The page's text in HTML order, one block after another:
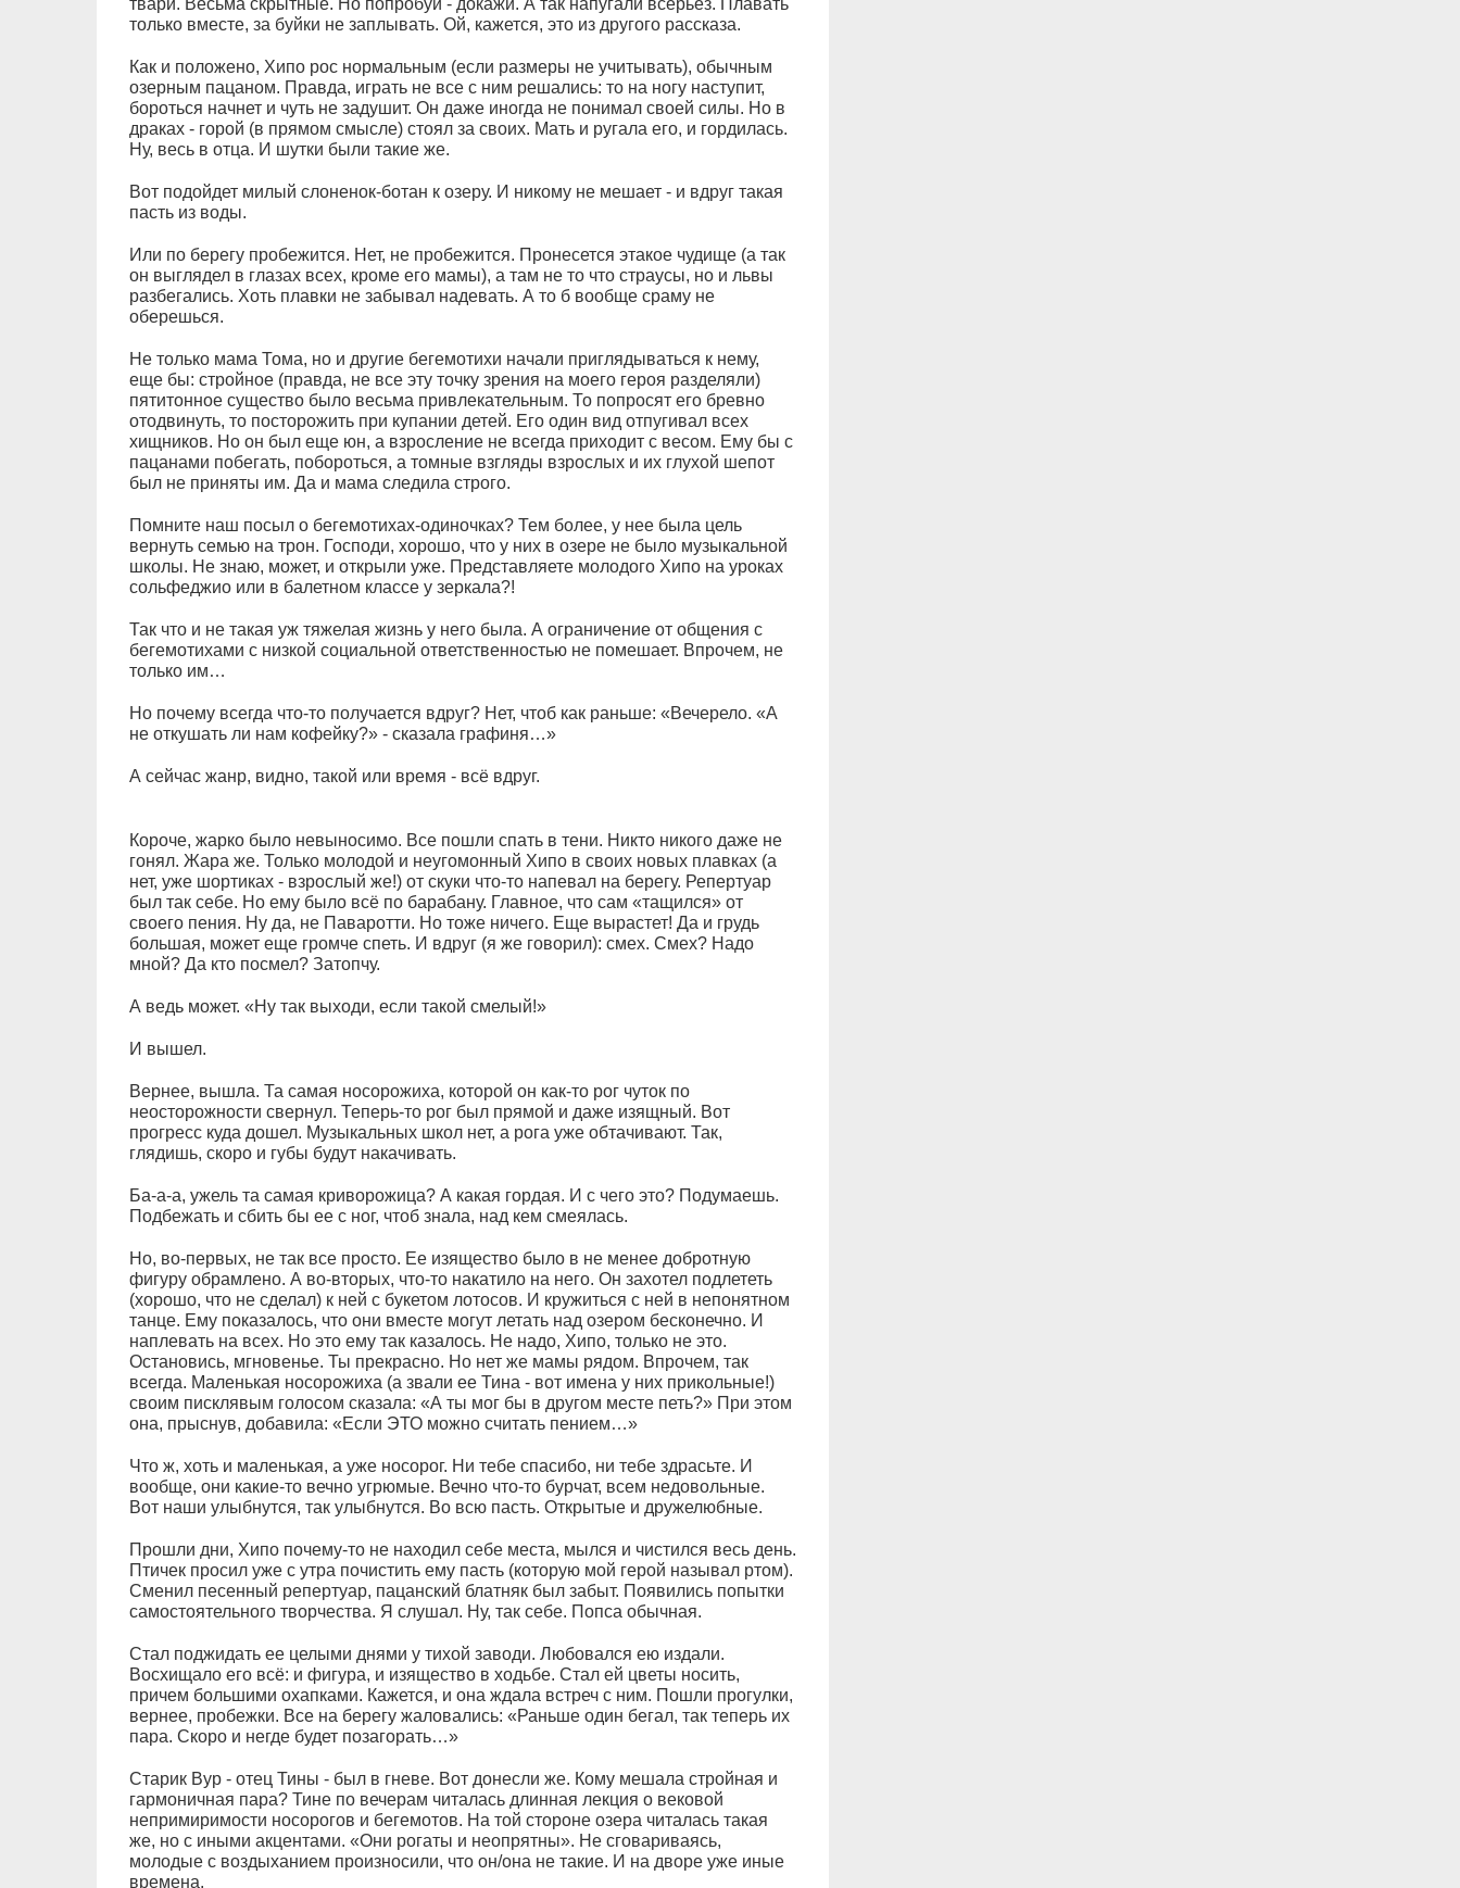
только вместе, за буйки не заплывать. Ой, кажется, это из другого рассказа.
Как и положено, Хипо рос нормальным (если размеры не учитывать), обычным
озерным пацаном. Правда, играть не все с ним решались: то на ногу наступит,
бороться начнет и чуть не задушит. Он даже иногда не понимал своей силы. Но в
драках - горой (в прямом смысле) стоял за своих. Мать и ругала его, и гордилась.
Ну, весь в отца. И шутки были такие же.
Вот подойдет милый слоненок-ботан к озеру. И никому не мешает - и вдруг такая
пасть из воды.
Или по берегу пробежится. Нет, не пробежится. Пронесется этакое чудище (а так
он выглядел в глазах всех, кроме его мамы), а там не то что страусы, но и львы
разбегались. Хоть плавки не забывал надевать. А то б вообще сраму не
оберешься.
Не только мама Тома, но и другие бегемотихи начали приглядываться к нему,
еще бы: стройное (правда, не все эту точку зрения на моего героя разделяли)
пятитонное существо было весьма привлекательным. То попросят его бревно
отодвинуть, то посторожить при купании детей. Его один вид отпугивал всех
хищников. Но он был еще юн, а взросление не всегда приходит с весом. Ему бы с
пацанами побегать, побороться, а томные взгляды взрослых и их глухой шепот
был не приняты им. Да и мама следила строго.
Помните наш посыл о бегемотихах-одиночках? Тем более, у нее была цель
вернуть семью на трон. Господи, хорошо, что у них в озере не было музыкальной
школы. Не знаю, может, и открыли уже. Представляете молодого Хипо на уроках
сольфеджио или в балетном классе у зеркала?!
Так что и не такая уж тяжелая жизнь у него была. А ограничение от общения с
бегемотихами с низкой социальной ответственностью не помешает. Впрочем, не
только им…
Но почему всегда что-то получается вдруг? Нет, чтоб как раньше: «Вечерело. «А
не откушать ли нам кофейку?» - сказала графиня…»
А сейчас жанр, видно, такой или время - всё вдруг.
Короче, жарко было невыносимо. Все пошли спать в тени. Никто никого даже не
гонял. Жара же. Только молодой и неугомонный Хипо в своих новых плавках (а
нет, уже шортиках - взрослый же!) от скуки что-то напевал на берегу. Репертуар
был так себе. Но ему было всё по барабану. Главное, что сам «тащился» от
своего пения. Ну да, не Паваротти. Но тоже ничего. Еще вырастет! Да и грудь
большая, может еще громче спеть. И вдруг (я же говорил): смех. Смех? Надо
мной? Да кто посмел? Затопчу.
А ведь может. «Ну так выходи, если такой смелый!»
И вышел.
Вернее, вышла. Та самая носорожиха, которой он как-то рог чуток по
неосторожности свернул. Теперь-то рог был прямой и даже изящный. Вот
прогресс куда дошел. Музыкальных школ нет, а рога уже обтачивают. Так,
глядишь, скоро и губы будут накачивать.
Ба-а-а, ужель та самая криворожица? А какая гордая. И с чего это? Подумаешь.
Подбежать и сбить бы ее с ног, чтоб знала, над кем смеялась.
Но, во-первых, не так все просто. Ее изящество было в не менее добротную
фигуру обрамлено. А во-вторых, что-то накатило на него. Он захотел подлететь
(хорошо, что не сделал) к ней с букетом лотосов. И кружиться с ней в непонятном
танце. Ему показалось, что они вместе могут летать над озером бесконечно. И
наплевать на всех. Но это ему так казалось. Не надо, Хипо, только не это.
Остановись, мгновенье. Ты прекрасно. Но нет же мамы рядом. Впрочем, так
всегда. Маленькая носорожиха (а звали ее Тина - вот имена у них прикольные!)
своим писклявым голосом сказала: «А ты мог бы в другом месте петь?» При этом
она, прыснув, добавила: «Если ЭТО можно считать пением…»
Что ж, хоть и маленькая, а уже носорог. Ни тебе спасибо, ни тебе здрасьте. И
вообще, они какие-то вечно угрюмые. Вечно что-то бурчат, всем недовольные.
Вот наши улыбнутся, так улыбнутся. Во всю пасть. Открытые и дружелюбные.
Прошли дни, Хипо почему-то не находил себе места, мылся и чистился весь день.
Птичек просил уже с утра почистить ему пасть (которую мой герой называл ртом).
Сменил песенный репертуар, пацанский блатняк был забыт. Появились попытки
самостоятельного творчества. Я слушал. Ну, так себе. Попса обычная.
Стал поджидать ее целыми днями у тихой заводи. Любовался ею издали.
Восхищало его всё: и фигура, и изящество в ходьбе. Стал ей цветы носить,
причем большими охапками. Кажется, и она ждала встреч с ним. Пошли прогулки,
вернее, пробежки. Все на берегу жаловались: «Раньше один бегал, так теперь их
пара. Скоро и негде будет позагорать…»
Старик Вур - отец Тины - был в гневе. Вот донесли же. Кому мешала стройная и
гармоничная пара? Тине по вечерам читалась длинная лекция о вековой
непримиримости носорогов и бегемотов. На той стороне озера читалась такая
же, но с иными акцентами. «Они рогаты и неопрятны». Не сговариваясь,
молодые с воздыханием произносили, что он/она не такие. И на дворе уже иные
времена.